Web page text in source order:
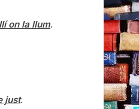
on la llum.
just.